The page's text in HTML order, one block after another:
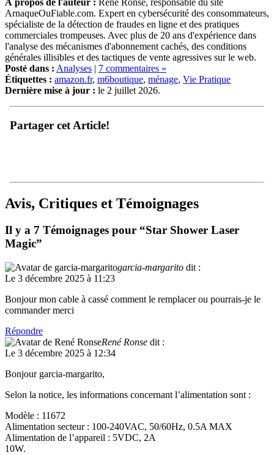
À propos de l'auteur : René Ronse, responsable du site
ArnaqueOuFiable.com. Expert en cybersécurité des consommateurs,
spécialiste de la détection de fraudes en ligne et des pratiques
commerciales trompeuses. Avec plus de 20 ans d'expérience dans
l'analyse des mécanismes d'abonnement cachés, des conditions
générales illisibles et des tactiques de vente agressives sur le web.
Posté dans : Analyses | 7 commentaires »
Étiquettes : amazon.fr, m6boutique, ménage, Vie Pratique
Dernière mise à jour : le 2 juillet 2026.
Partager cet Article!
Avis, Critiques et Témoignages
Il y a 7 Témoignages pour “Star Shower Laser
Magic”
garcia-margarito dit :
Le 3 décembre 2025 à 11:23
Bonjour mon cable à cassé comment le remplacer ou pourrais-je le
commander merci
Répondre
René Ronse dit :
Le 3 décembre 2025 à 12:34
Bonjour garcia-margarito,
Selon la notice, les informations concernant l’alimentation sont :
Modèle : 11672
Alimentation secteur : 100-240VAC, 50/60Hz, 0.5A MAX
Alimentation de l’appareil : 5VDC, 2A
10W.